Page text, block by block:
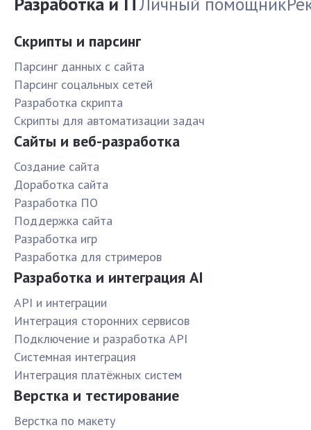
Скрипты и парсинг
Парсинг данных с сайта
Парсинг соцальных сетей
Разработка скрипта
Скрипты для автоматизации задач
Сайты и веб-разработка
Создание сайта
Доработка сайта
Разработка ПО
Поддержка сайта
Разработка игр
Разработка для стримеров
Разработка и интеграция AI
API и интеграции
Интеграция сторонних сервисов
Подключение и разработка API
Системная интеграция
Интеграция платёжных систем
Верстка и тестирование
Верстка по макету